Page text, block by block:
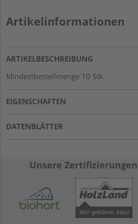
Artikelinformationen
ARTIKELBESCHREIBUNG
Mindestbestellmenge 10 Stk.
EIGENSCHAFTEN
DATENBLÄTTER
Unsere